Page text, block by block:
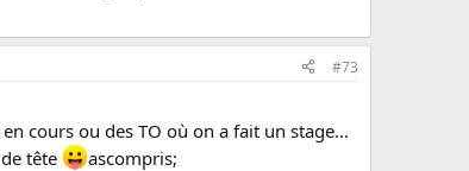
#73
cours ou des TO où on a fait un stage...
tête
ascompris;